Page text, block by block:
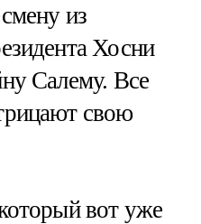
из
Хосни
Салему. Все
свою
вот уже